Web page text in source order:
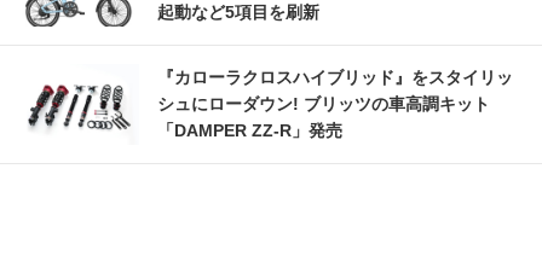
起動など5項目を刷新
『カローラクロスハイブリッド』をスタイリッ
シュにローダウン! ブリッツの車高調キット
「DAMPER ZZ-R」発売